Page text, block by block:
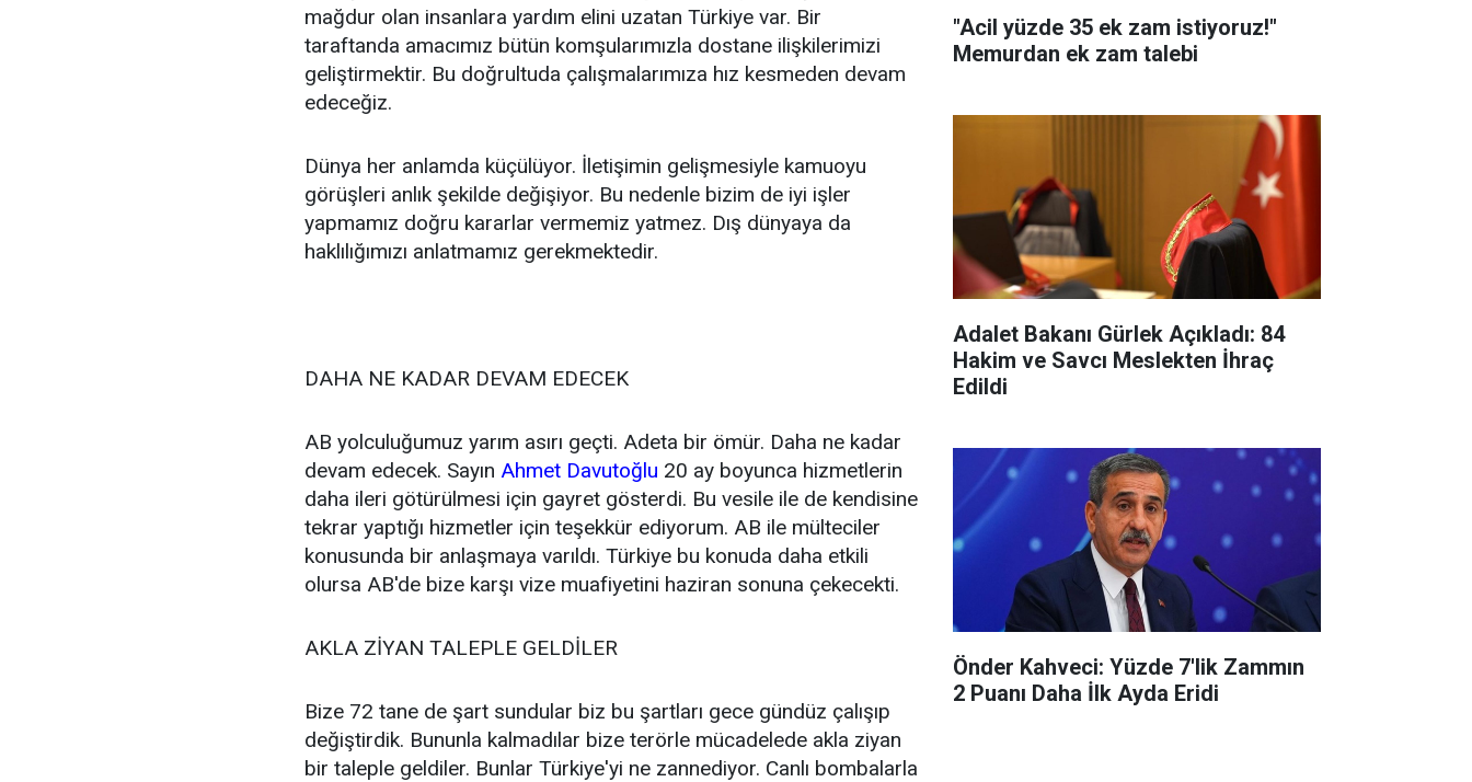
mağdur olan insanlara yardım elini uzatan Türkiye var. Bir
taraftanda amacımız bütün komşularımızla dostane ilişkilerimizi
geliştirmektir. Bu doğrultuda çalışmalarımıza hız kesmeden devam
edeceğiz.
Dünya her anlamda küçülüyor. İletişimin gelişmesiyle kamuoyu
görüşleri anlık şekilde değişiyor. Bu nedenle bizim de iyi işler
yapmamız doğru kararlar vermemiz yatmez. Dış dünyaya da
haklılığımızı anlatmamız gerekmektedir.
DAHA NE KADAR DEVAM EDECEK
AB yolculuğumuz yarım asırı geçti. Adeta bir ömür. Daha ne kadar
devam edecek. Sayın Ahmet Davutoğlu 20 ay boyunca hizmetlerin
daha ileri götürülmesi için gayret gösterdi. Bu vesile ile de kendisine
tekrar yaptığı hizmetler için teşekkür ediyorum. AB ile mülteciler
konusunda bir anlaşmaya varıldı. Türkiye bu konuda daha etkili
olursa AB'de bize karşı vize muafiyetini haziran sonuna çekecekti.
AKLA ZİYAN TALEPLE GELDİLER
Bize 72 tane de şart sundular biz bu şartları gece gündüz çalışıp
değiştirdik. Bununla kalmadılar bize terörle mücadelede akla ziyan
bir taleple geldiler. Bunlar Türkiye'yi ne zannediyor. Canlı bombalarla
"Acil yüzde 35 ek zam istiyoruz!"
Memurdan ek zam talebi
Adalet Bakanı Gürlek Açıkladı: 84
Hakim ve Savcı Meslekten İhraç
Edildi
Önder Kahveci: Yüzde 7'lik Zammın
2 Puanı Daha İlk Ayda Eridi